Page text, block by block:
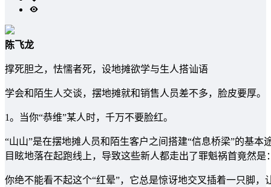
陈飞龙
撑死胆之，怯懦者死，设地摊欲学与生人搭讪语
学会和陌生人交谈，摆地摊就和销售人员差不多，脸皮要厚。
1。当你“恭维”某人时，千万不要脸红。
“山山”是在摆地摊人员和陌生客户之间搭建“信息桥梁”的基
目眩地落在起跑线上，导致这些新人都走出了罪魁祸首竟然是
你绝不能看不起这个“红晕”，它总是惊讶地交叉插着一只脚